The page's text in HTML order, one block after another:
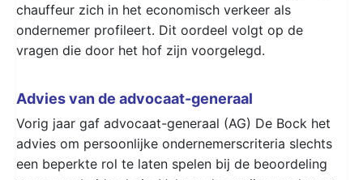
chauffeur zich in het economisch verkeer als
ondernemer profileert. Dit oordeel volgt op de
vragen die door het hof zijn voorgelegd.
Advies van de advocaat-generaal
Vorig jaar gaf advocaat-generaal (AG) De Bock het
advies om persoonlijke ondernemerscriteria slechts
een beperkte rol te laten spelen bij de beoordeling